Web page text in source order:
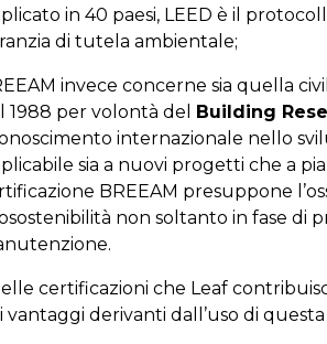
in 40 paesi, LEED è il
di tutela ambientale;
invece concerne sia quella
1988 per volontà del Building
internazionale nello
sia a nuovi progetti che a
BREEAM presuppone
non soltanto in fase di
certificazioni che Leaf
derivanti dall’uso di